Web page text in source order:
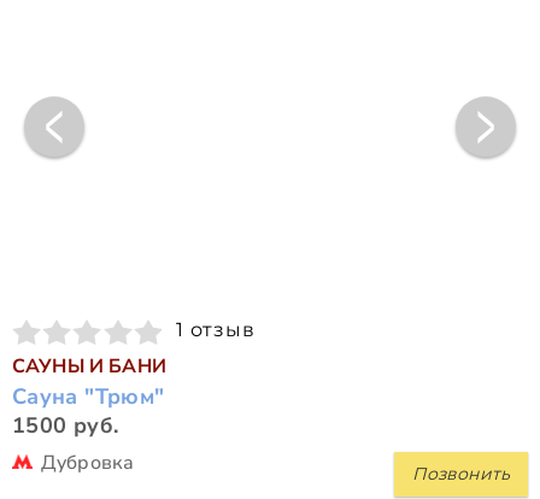
1 отзыв
САУНЫ И БАНИ
Сауна "Трюм"
1500 руб.
Позвонить
Дубровка